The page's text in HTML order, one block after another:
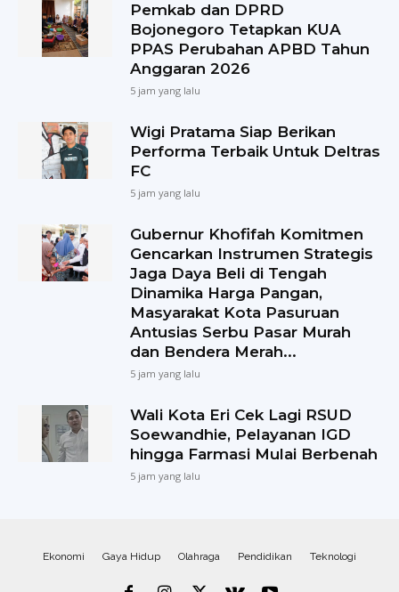
Pemkab dan DPRD
Bojonegoro Tetapkan KUA
PPAS Perubahan APBD Tahun
Anggaran 2026
5 jam yang lalu
Wigi Pratama Siap Berikan
Performa Terbaik Untuk Deltras
FC
5 jam yang lalu
Gubernur Khofifah Komitmen
Gencarkan Instrumen Strategis
Jaga Daya Beli di Tengah
Dinamika Harga Pangan,
Masyarakat Kota Pasuruan
Antusias Serbu Pasar Murah
dan Bendera Merah...
5 jam yang lalu
Wali Kota Eri Cek Lagi RSUD
Soewandhie, Pelayanan IGD
hingga Farmasi Mulai Berbenah
5 jam yang lalu
Ekonomi Gaya Hidup Olahraga Pendidikan Teknologi